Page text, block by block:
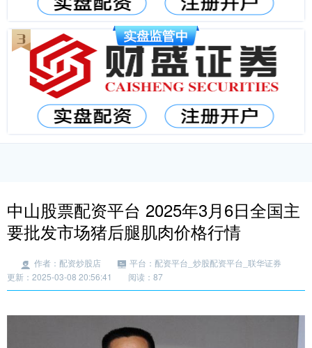
中山股票配资平台 2025年3月6日全国主
要批发市场猪后腿肌肉价格行情
作者：配资炒股店
平台：配资平台_炒股配资平台_联华证券
更新：2025-03-08 20:56:41
阅读：87